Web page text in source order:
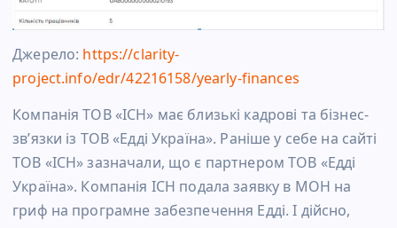
Джерело: https://clarity-
project.info/edr/42216158/yearly-finances
Компанія ТОВ «ІСН» має близькі кадрові та бізнес-
зв’язки із ТОВ «Едді Україна». Раніше у себе на сайті
ТОВ «ІСН» зазначали, що є партнером ТОВ «Едді
Україна». Компанія ІСН подала заявку в МОН на
гриф на програмне забезпечення Едді. І дійсно,